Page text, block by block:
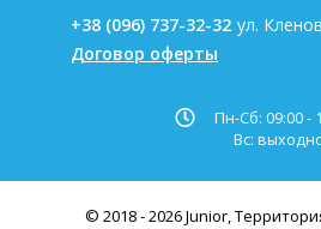
+38 (096) 737-32-32 ул.
Договор оферты
Пн-Сб: 09:00 -
Вс:
© 2018 - 2026 Junior,